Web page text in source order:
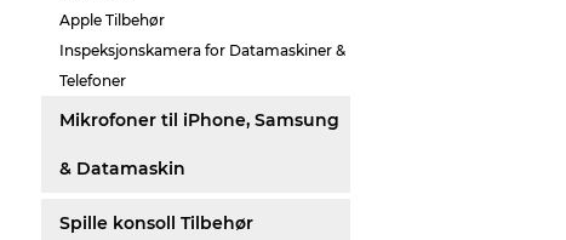
Apple Tilbehør
Inspeksjonskamera for Datamaskiner &
Telefoner
Mikrofoner til iPhone, Samsung
& Datamaskin
Spille konsoll Tilbehør